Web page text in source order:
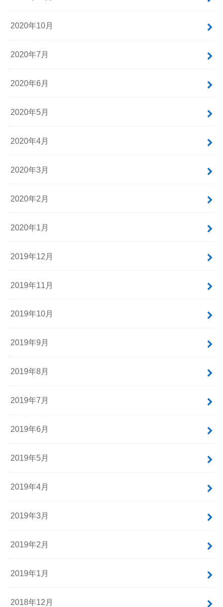
2020年10月
2020年7月
2020年6月
2020年5月
2020年4月
2020年3月
2020年2月
2020年1月
2019年12月
2019年11月
2019年10月
2019年9月
2019年8月
2019年7月
2019年6月
2019年5月
2019年4月
2019年3月
2019年2月
2019年1月
2018年12月